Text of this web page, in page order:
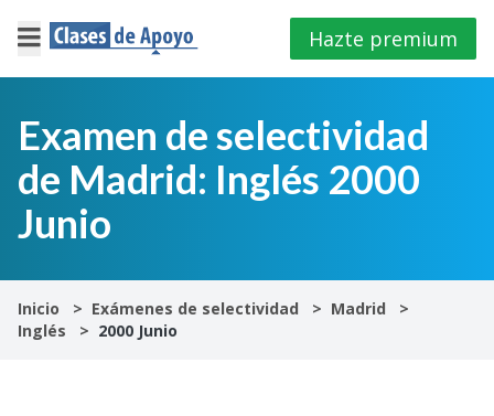
×
Iniciar
sesión
E.S.O
Hazte premium
Examen de selectividad
de Madrid: Inglés 2000
Junio
Inicio Exámenes de selectividad
Madrid
Inglés
2000 Junio